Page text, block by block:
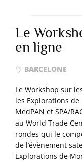
Le
en ligne
BARCELONE
Le Workshop sur
les Explorations
MedPAN et SPA/
au World Trade
rondes qui le
de l’évènement
Explorations de